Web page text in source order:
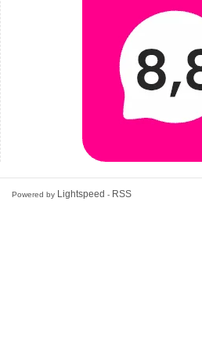
Powered by Lightspeed - RSS